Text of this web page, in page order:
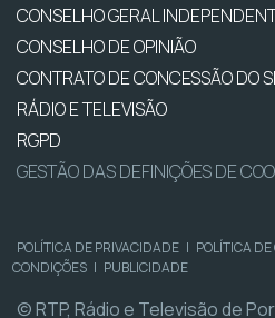
CONSELHO GERAL
CONSELHO DE OPINIÃO
CONTRATO DE CONCESSÃO DO
RÁDIO E TELEVISÃO
RGPD
GESTÃO DAS DEFINIÇÕES DE
POLÍTICA DE PRIVACIDADE | POLÍTICA DE
CONDIÇÕES | PUBLICIDADE
© RTP, Rádio e Televisão de